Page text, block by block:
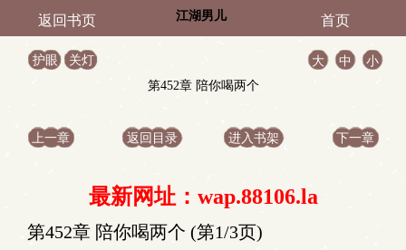
返回书页 江湖男儿 首页
护眼 关灯 大 中
小
第452章 陪你喝两个
上一章 返回目录 进入书架 下一章
最新网址：wap.88106.la
第452章 陪你喝两个 (第1/3页)